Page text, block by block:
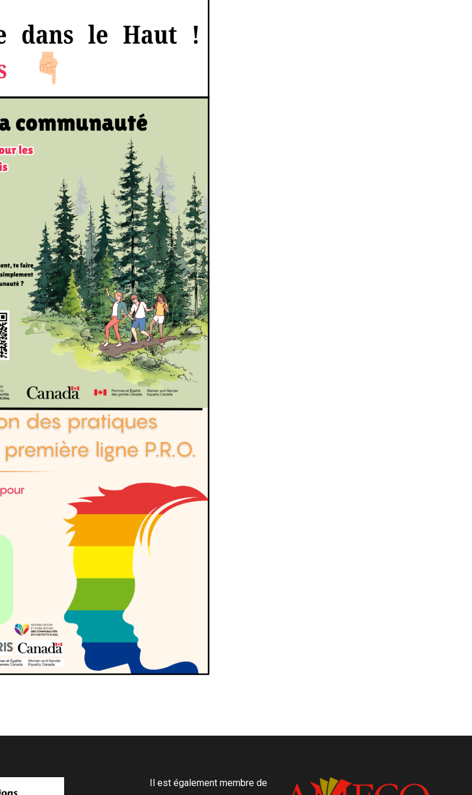
Il est également membre de